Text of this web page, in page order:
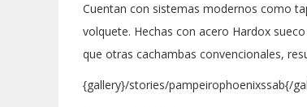
Cuentan con sistemas modernos como
volquete. Hechas con acero Hardox
que otras cachambas convencionales,
{gallery}/stories/pampeirophoenixssab{/